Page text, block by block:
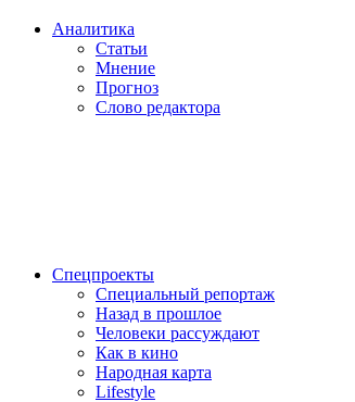
Аналитика
Статьи
Мнение
Прогноз
Cлово редактора
Спецпроекты
Специальный репортаж
Назад в прошлое
Человеки рассуждают
Как в кино
Народная карта
Lifestyle